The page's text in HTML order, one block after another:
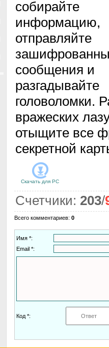
собирайте
информацию,
отправляйте
сообщения и
разгадывайте
головоломки.
вражеских
отыщите все
секретной
Скачать для PC
Счетчики: 203/
Всего комментариев: 0
Имя *:
Email *:
Код *: